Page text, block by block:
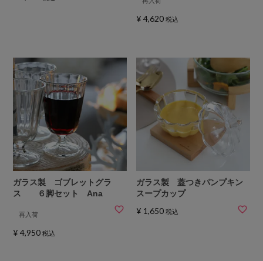
¥ 4,620 税込
ガラス製 ゴブレットグラ
ス ６脚セット Ana
再入荷
¥ 4,950 税込
ガラス製 蓋つきパンプキン
スープカップ
¥ 1,650 税込